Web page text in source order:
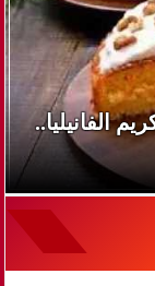
الفانيليا..